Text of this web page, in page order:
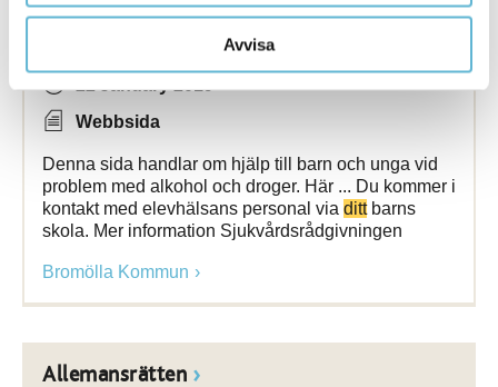
Avvisa
Alkohol och droger
Webbsida
Denna sida handlar om hjälp till barn och unga vid
problem med alkohol och droger. Här ... Du kommer i
kontakt med elevhälsans personal via dittbarns
skola. Mer information Sjukvårdsrådgivningen
Bromölla Kommun
Allemansrätten